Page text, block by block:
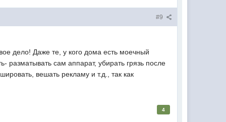
#9
дело! Даже те, у кого дома есть моечный
сам аппарат, убирать грязь после
вешать рекламу и т.д., так как
4